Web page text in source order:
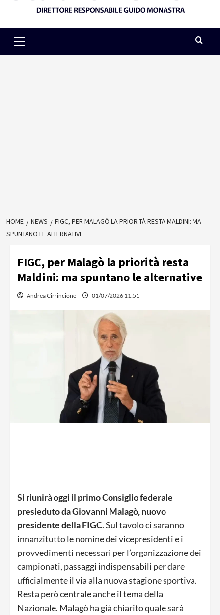
Menu
HOME NEWS
FIGC, PER MALAGÒ LA PRIORITÀ RESTA MALDINI: MA
SPUNTANO LE ALTERNATIVE
FIGC, per Malagò la priorità resta
Maldini: ma spuntano le alternative
Andrea Cirrincione 01/07/2026 11:51
Si riunirà oggi il primo Consiglio federale
presieduto da Giovanni Malagò, nuovo
presidente della FIGC. Sul tavolo ci saranno
innanzitutto le nomine dei vicepresidenti e i
provvedimenti necessari per l’organizzazione dei
campionati, passaggi indispensabili per dare
ufficialmente il via alla nuova stagione sportiva.
Resta però centrale anche il tema della
Nazionale. Malagò ha già chiarito quale sarà